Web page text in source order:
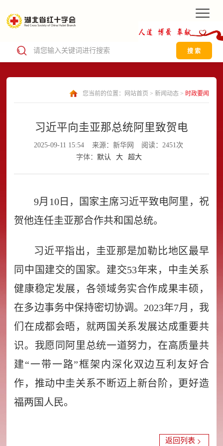
搜 索
您当前的位置： 网站首页 > 新闻动态> 时政要闻
习近平向圭亚那总统阿里致贺电
2025-09-11 15:54 来源：新华网
阅读：2451次
字体： 默认 大 超大
9月10日，国家主席习近平致电阿里，祝
贺他连任圭亚那合作共和国总统。
习近平指出，圭亚那是加勒比地区最早
同中国建交的国家。建交53年来，中圭关系
健康稳定发展，各领域务实合作成果丰硕，
在多边事务中保持密切协调。2023年7月，我
们在成都会晤，就两国关系发展达成重要共
识。我愿同阿里总统一道努力，在高质量共
建“一带一路”框架内深化双边互利友好合
作，推动中圭关系不断迈上新台阶，更好造
福两国人民。
返回列表